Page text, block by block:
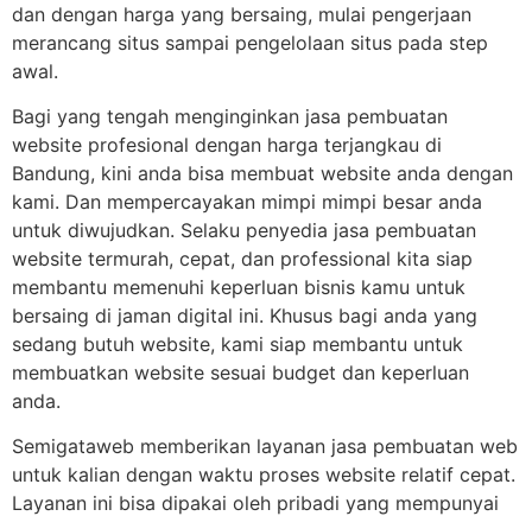
dan dengan harga yang bersaing, mulai pengerjaan
merancang situs sampai pengelolaan situs pada step
awal.
Bagi yang tengah menginginkan jasa pembuatan
website profesional dengan harga terjangkau di
Bandung, kini anda bisa membuat website anda dengan
kami. Dan mempercayakan mimpi mimpi besar anda
untuk diwujudkan. Selaku penyedia jasa pembuatan
website termurah, cepat, dan professional kita siap
membantu memenuhi keperluan bisnis kamu untuk
bersaing di jaman digital ini. Khusus bagi anda yang
sedang butuh website, kami siap membantu untuk
membuatkan website sesuai budget dan keperluan
anda.
Semigataweb memberikan layanan jasa pembuatan web
untuk kalian dengan waktu proses website relatif cepat.
Layanan ini bisa dipakai oleh pribadi yang mempunyai